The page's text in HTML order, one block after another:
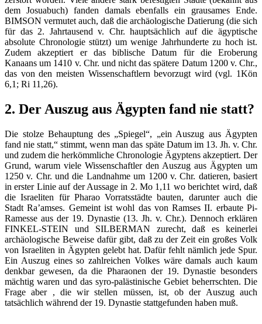
dem Josuabuch) fanden damals ebenfalls ein grausames Ende.
BIMSON vermutet auch, daß die archäologische Datierung (die sich
für das 2. Jahrtausend v. Chr. hauptsächlich auf die ägyptische
absolute Chronologie stützt) um wenige Jahrhunderte zu hoch ist.
Zudem akzeptiert er das biblische Datum für die Eroberung
Kanaans um 1410 v. Chr. und nicht das spätere Datum 1200 v. Chr.,
das von den meisten Wissenschaftlern bevorzugt wird (vgl. 1Kön
6,1; Ri 11,26).
2. Der Auszug aus Ägypten fand nie statt?
Die stolze Behauptung des „Spiegel“, „ein Auszug aus Ägypten
fand nie statt,“ stimmt, wenn man das späte Datum im 13. Jh. v. Chr.
und zudem die herkömmliche Chronologie Ägyptens akzeptiert. Der
Grund, warum viele Wissenschaftler den Auszug aus Ägypten um
1250 v. Chr. und die Landnahme um 1200 v. Chr. datieren, basiert
in erster Linie auf der Aussage in 2. Mo 1,11 wo berichtet wird, daß
die Israeliten für Pharao Vorratsstädte bauten, darunter auch die
Stadt Ra’amses. Gemeint ist wohl das von Ramses II. erbaute Pi-
Ramesse aus der 19. Dynastie (13. Jh. v. Chr.). Dennoch erklären
FINKEL-STEIN und SILBERMAN zurecht, daß es keinerlei
archäologische Beweise dafür gibt, daß zu der Zeit ein großes Volk
von Israeliten in Ägypten gelebt hat. Dafür fehlt nämlich jede Spur.
Ein Auszug eines so zahlreichen Volkes wäre damals auch kaum
denkbar gewesen, da die Pharaonen der 19. Dynastie besonders
mächtig waren und das syro-palästinische Gebiet beherrschten. Die
Frage aber , die wir stellen müssen, ist, ob der Auszug auch
tatsächlich während der 19. Dynastie stattgefunden haben muß.